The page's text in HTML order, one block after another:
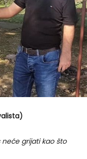
grijati kao što